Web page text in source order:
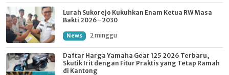
Lurah Sukorejo Kukuhkan Enam Ketua RW Masa
Bakti 2026–2030
News 2 minggu
Daftar Harga Yamaha Gear 125 2026 Terbaru,
Skutik Irit dengan Fitur Praktis yang Tetap Ramah
di Kantong